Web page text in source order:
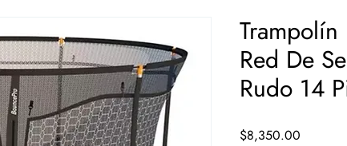
Red De
Rudo 14
$8,350.00